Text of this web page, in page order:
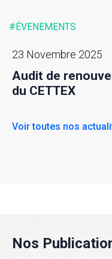
#ÉVENEMENTS
23 Novembre 2025
Audit de
du CETTEX
Voir toutes nos
Nos